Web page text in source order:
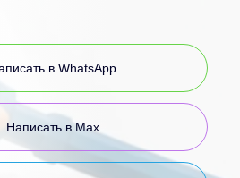
в WhatsApp
Написать в Max